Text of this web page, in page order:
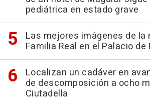
pediátrica en estado grave
Las mejores imágenes de la
Familia Real en el Palacio de
Localizan un cadáver en
de descomposición a ocho
Ciutadella